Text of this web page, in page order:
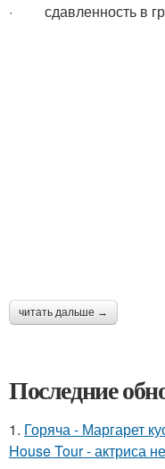
· сдавленность в
читать дальше →
Последние
1. Горяча - Маргарет
House Tour - актриса